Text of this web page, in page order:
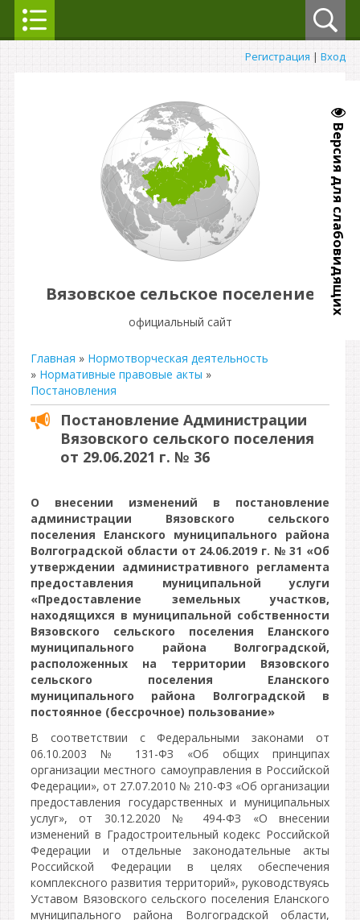
Версия для слабовидящих
Регистрация | Вход
Вязовское сельское поселение
официальный сайт
Главная » Нормотворческая деятельность
» Нормативные правовые акты »
Постановления
Постановление Администрации
Вязовского сельского поселения
от 29.06.2021 г. № 36
О внесении изменений в постановление
администрации Вязовского сельского
поселения Еланского муниципального района
Волгоградской области от 24.06.2019 г. № 31 «Об
утверждении административного регламента
предоставления муниципальной услуги
«Предоставление земельных участков,
находящихся в муниципальной собственности
Вязовского сельского поселения Еланского
муниципального района Волгоградской,
расположенных на территории Вязовского
сельского поселения Еланского
муниципального района Волгоградской в
постоянное (бессрочное) пользование»
В соответствии с Федеральными законами от
06.10.2003 № 131-ФЗ «Об общих принципах
организации местного самоуправления в Российской
Федерации», от 27.07.2010 № 210-ФЗ «Об организации
предоставления государственных и муниципальных
услуг», от 30.12.2020 № 494-ФЗ «О внесении
изменений в Градостроительный кодекс Российской
Федерации и отдельные законодательные акты
Российской Федерации в целях обеспечения
комплексного развития территорий», руководствуясь
Уставом Вязовского сельского поселения Еланского
муниципального района Волгоградской области,